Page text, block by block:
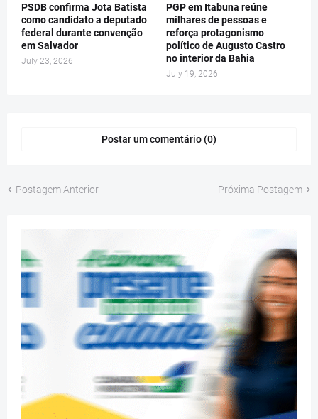
PSDB confirma Jota Batista
como candidato a deputado
federal durante convenção
em Salvador
July 23, 2026
PGP em Itabuna reúne
milhares de pessoas e
reforça protagonismo
político de Augusto Castro
no interior da Bahia
July 19, 2026
Postar um comentário (0)
Postagem Anterior Próxima Postagem